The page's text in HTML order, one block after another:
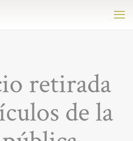
retirada
de la